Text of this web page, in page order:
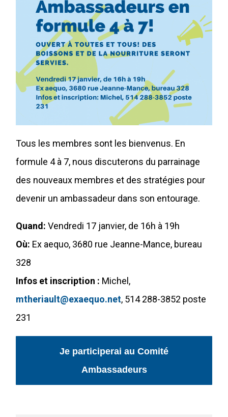
Tous les membres sont les bienvenus. En
formule 4 à 7, nous discuterons du parrainage
des nouveaux membres et des stratégies pour
devenir un ambassadeur dans son entourage.
Quand: Vendredi 17 janvier, de 16h à 19h
Où: Ex aequo, 3680 rue Jeanne-Mance, bureau
328
Infos et inscription : Michel,
mtheriault@exaequo.net, 514 288-3852 poste
231
Je participerai au Comité
Ambassadeurs